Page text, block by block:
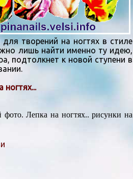
творений на ногтях в стиле
лишь найти именно ту идею,
подтолкнет к новой ступени в
ногтях...
Лепка на ногтяx.. рисунки на